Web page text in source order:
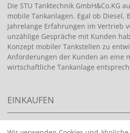
Die STU Tanktechnik GmbH&Co.KG
mobile Tankanlagen. Egal ob Diesel,
Jahrelange Erfahrungen im Vertrieb
unzählige Gespräche mit Kunden
Konzept mobiler Tankstellen zu
Anforderungen der Kunden an eine
wirtschaftliche Tankanlage
EINKAUFEN
HANDPUMPEN FÜR BENZIN